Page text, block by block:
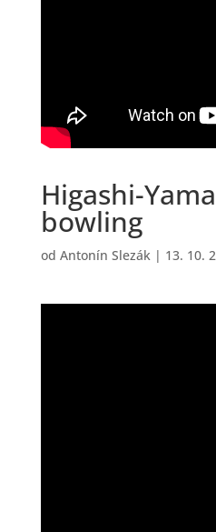
Higashi-
bowling
od Antonín Slezák| 13. 10.